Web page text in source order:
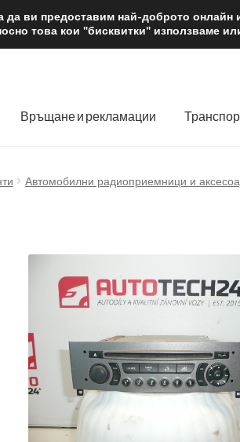
от 12 лв.
Връщане и рекламации
Автомобилни радиоприемници и
да ви предоставим най-доброто онлайн
това кои "бисквитки" използваме